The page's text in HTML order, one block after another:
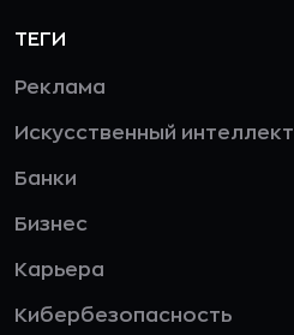
ТЕГИ
Реклама
Искусственный интеллект
Банки
Бизнес
Карьера
Кибербезопасность